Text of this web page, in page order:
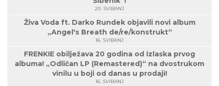
20. SVIBANJ
Živa Voda ft. Darko Rundek objavili novi album
„Angel's Breath de/re/konstrukt“
16. SVIBANJ
FRENKIE obilježava 20 godina od izlaska prvog
albuma! „Odličan LP (Remastered)“ na dvostrukom
vinilu u boji od danas u prodaji!
16. SVIBANJ